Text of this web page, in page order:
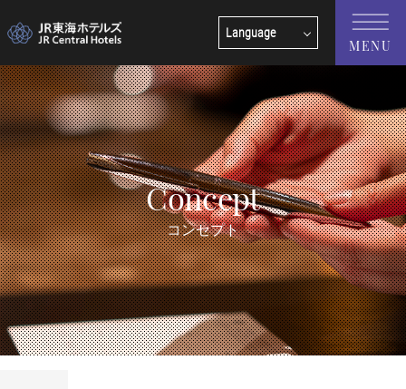
Language
English
中文(簡体字)
中文(繁體字)
한국어
MENU
Concept
コンセプト